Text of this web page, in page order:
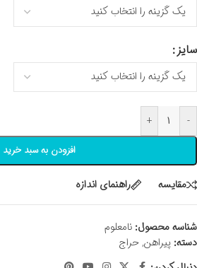
سایز
-
+
افزودن به سبد خرید
مقايسه راهنمای اندازه
شناسه محصول: نامعلوم
دسته: پیراهن,حراج